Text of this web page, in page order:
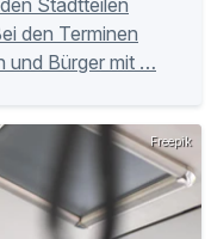
Stadtteilen
den Terminen
und Bürger mit …
Freepik